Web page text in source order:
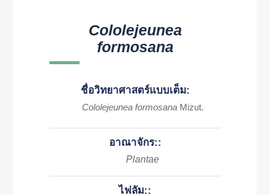
Cololejeunea
formosana
ชื่อวิทยาศาสตร์แบบเต็ม:
Cololejeunea formosana Mizut.
อาณาจักร::
Plantae
ไฟลัม::